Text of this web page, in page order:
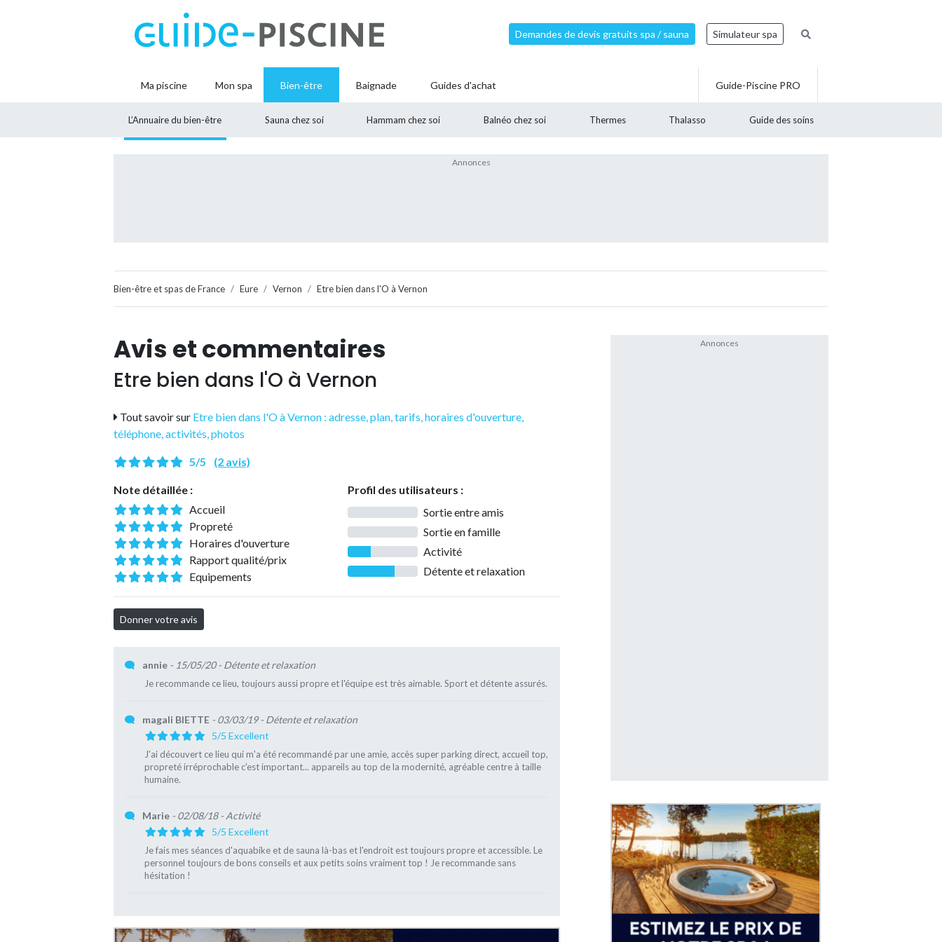
Demandes de devis gratuits spa / sauna Simulateur spa
Ma piscine Mon spa Bien-être
L’Annuaire du bien-être Sauna chez soi Hammam chez soi Balnéo chez soi Thermes Thalasso Guide des soins
Baignade Guides d'achat Guide-Piscine PRO
Bien-être et spas de France Eure Vernon Etre bien dans l'O à Vernon
Avis et commentaires
Etre bien dans l'O à Vernon
Tout savoir sur Etre bien dans l'O à Vernon : adresse, plan, tarifs, horaires d'ouverture,
téléphone, activités, photos
5/5 (2 avis)
Note détaillée :
Accueil
Propreté
Horaires d'ouverture
Rapport qualité/prix
Equipements
Profil des utilisateurs :
Sortie entre amis
Sortie en famille
Activité
Détente et relaxation
annie - 15/05/20- Détente et relaxation
Je recommande ce lieu, toujours aussi propre et l'équipe est très aimable. Sport et détente assurés.
magali BIETTE - 03/03/19- Détente et relaxation
5/5 Excellent
J'ai découvert ce lieu qui m'a été recommandé par une amie, accès super parking direct, accueil top,
propreté irréprochable c'est important... appareils au top de la modernité, agréable centre à taille
humaine.
Marie - 02/08/18- Activité
5/5 Excellent
Je fais mes séances d'aquabike et de sauna là-bas et l'endroit est toujours propre et accessible. Le
personnel toujours de bons conseils et aux petits soins vraiment top ! Je recommande sans
hésitation !